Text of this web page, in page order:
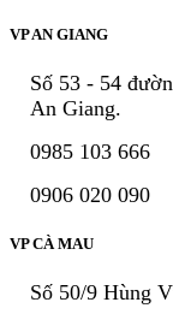
VP AN GIANG
Số 53 - 54
An Giang.
0985 103 666
0906 020 090
VP CÀ MAU
Số 50/9 Hùng